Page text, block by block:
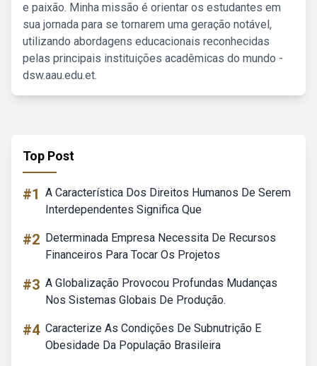
e paixão. Minha missão é orientar os estudantes em
sua jornada para se tornarem uma geração notável,
utilizando abordagens educacionais reconhecidas
pelas principais instituições acadêmicas do mundo -
dsw.aau.edu.et.
Top Post
#1 A Característica Dos Direitos Humanos De Serem
Interdependentes Significa Que
#2 Determinada Empresa Necessita De Recursos
Financeiros Para Tocar Os Projetos
#3 A Globalização Provocou Profundas Mudanças
Nos Sistemas Globais De Produção.
#4 Caracterize As Condições De Subnutrição E
Obesidade Da População Brasileira